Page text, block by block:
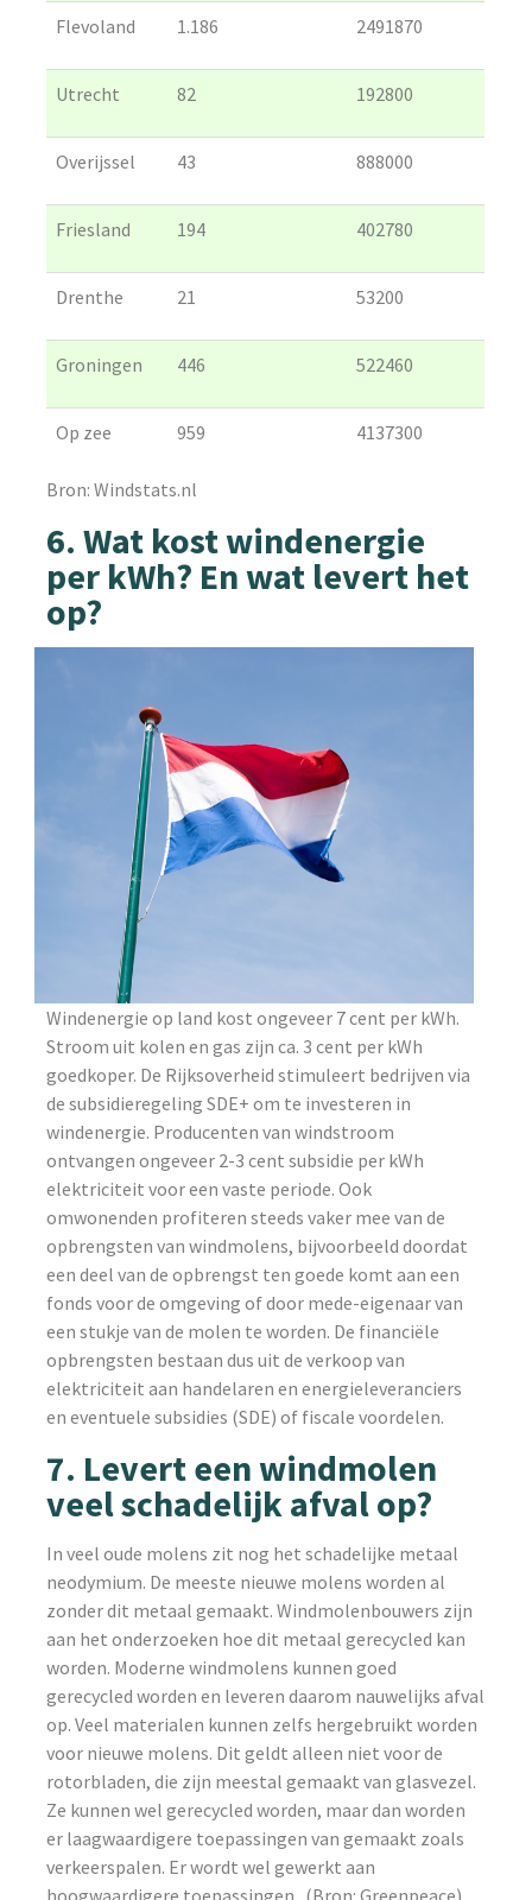
Flevoland 1.186 2491870
Utrecht 82 192800
Overijssel 43 888000
Friesland 194 402780
Drenthe 21 53200
Groningen 446 522460
Op zee 959 4137300
Bron: Windstats.nl
6. Wat kost windenergie
per kWh? En wat levert het
op?
Windenergie op land kost ongeveer 7 cent per kWh.
Stroom uit kolen en gas zijn ca. 3 cent per kWh
goedkoper. De Rijksoverheid stimuleert bedrijven via
de subsidieregeling SDE+ om te investeren in
windenergie. Producenten van windstroom
ontvangen ongeveer 2-3 cent subsidie per kWh
elektriciteit voor een vaste periode. Ook
omwonenden profiteren steeds vaker mee van de
opbrengsten van windmolens, bijvoorbeeld doordat
een deel van de opbrengst ten goede komt aan een
fonds voor de omgeving of door mede-eigenaar van
een stukje van de molen te worden. De financiële
opbrengsten bestaan dus uit de verkoop van
elektriciteit aan handelaren en energieleveranciers
en eventuele subsidies (SDE) of fiscale voordelen.
7. Levert een windmolen
veel schadelijk afval op?
In veel oude molens zit nog het schadelijke metaal
neodymium. De meeste nieuwe molens worden al
zonder dit metaal gemaakt. Windmolenbouwers zijn
aan het onderzoeken hoe dit metaal gerecycled kan
worden. Moderne windmolens kunnen goed
gerecycled worden en leveren daarom nauwelijks afval
op. Veel materialen kunnen zelfs hergebruikt worden
voor nieuwe molens. Dit geldt alleen niet voor de
rotorbladen, die zijn meestal gemaakt van glasvezel.
Ze kunnen wel gerecycled worden, maar dan worden
er laagwaardigere toepassingen van gemaakt zoals
verkeerspalen. Er wordt wel gewerkt aan
hoogwaardigere toepassingen. (Bron: Greenpeace)